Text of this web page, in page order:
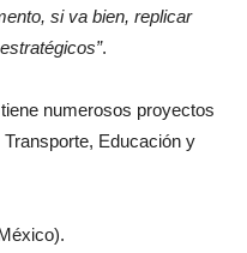
si va bien, replicar
.
numerosos proyectos
Educación y